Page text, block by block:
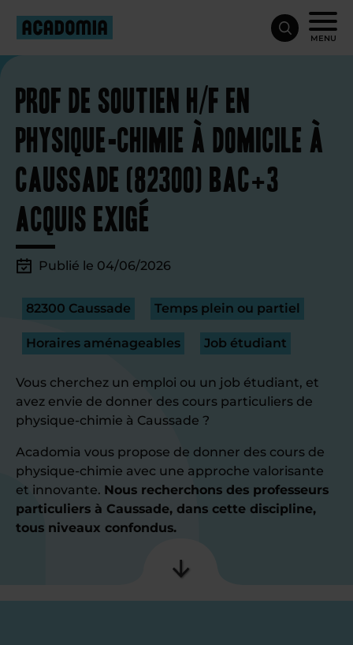
MENU
Prof de soutien H/F en
physique-chimie à domicile à
Caussade (82300) Bac+3
acquis exigé
Publié le 04/06/2026
82300 Caussade Temps plein ou partiel
Horaires aménageables Job étudiant
Vous cherchez un emploi ou un job étudiant, et
avez envie de donner des cours particuliers de
physique-chimie à Caussade ?
Acadomia vous propose de donner des cours de
physique-chimie avec une approche valorisante
et innovante. Nous recherchons des professeurs
particuliers à Caussade, dans cette discipline,
tous niveaux confondus.